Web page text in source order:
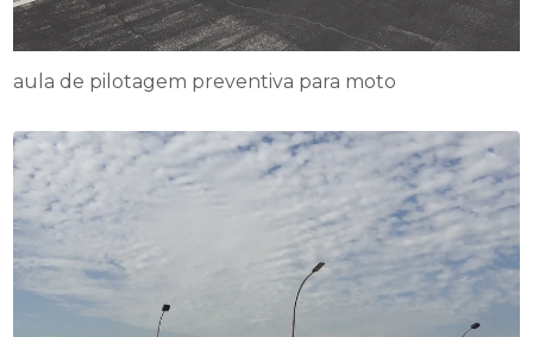
aula de pilotagem preventiva para moto